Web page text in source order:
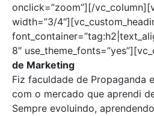
onclick=”zoom”][/
width=”3/
8″
de Marketing
Fiz faculdade de Propaganda
com o mercado que aprendi
Sempre evoluindo,